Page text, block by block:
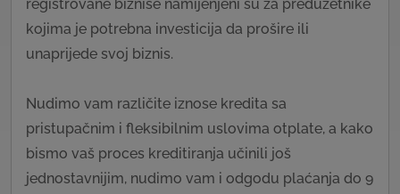
registrovane biznise namijenjeni su za preduzetnike
kojima je potrebna investicija da prošire ili
unaprijede svoj biznis.
Nudimo vam različite iznose kredita sa
pristupačnim i fleksibilnim uslovima otplate, a kako
bismo vaš proces kreditiranja učinili još
jednostavnijim, nudimo vam i odgodu plaćanja do 9